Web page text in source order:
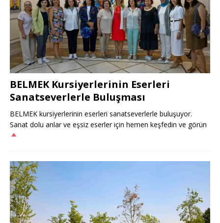
BELMEK Kursiyerlerinin Eserleri
Sanatseverlerle Buluşması
BELMEK kursiyerlerinin eserleri sanatseverlerle buluşuyor.
Sanat dolu anlar ve eşsiz eserler için hemen keşfedin ve görün